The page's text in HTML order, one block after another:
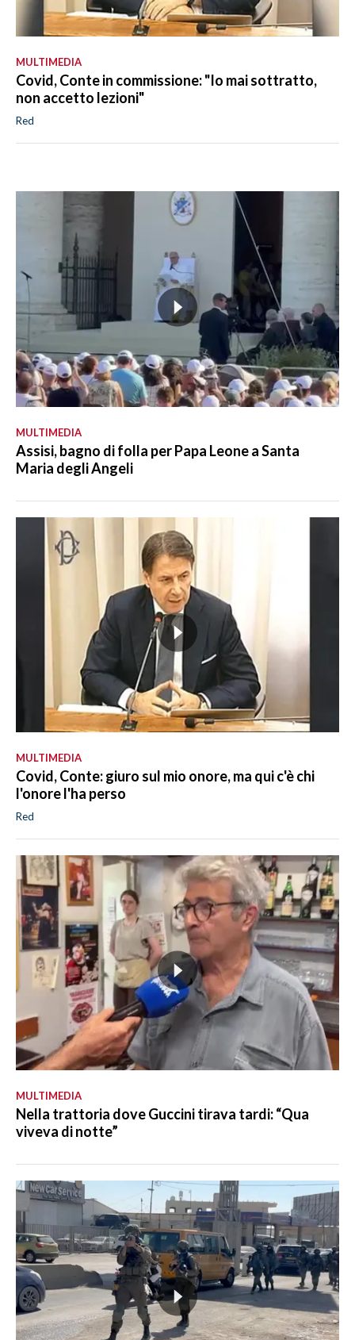
MULTIMEDIA
Covid, Conte in commissione: "Io mai sottratto,
non accetto lezioni"
Red
MULTIMEDIA
Assisi, bagno di folla per Papa Leone a Santa
Maria degli Angeli
MULTIMEDIA
Covid, Conte: giuro sul mio onore, ma qui c'è chi
l'onore l'ha perso
Red
MULTIMEDIA
Nella trattoria dove Guccini tirava tardi: “Qua
viveva di notte”